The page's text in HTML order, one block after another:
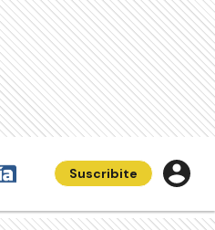
Suscribite